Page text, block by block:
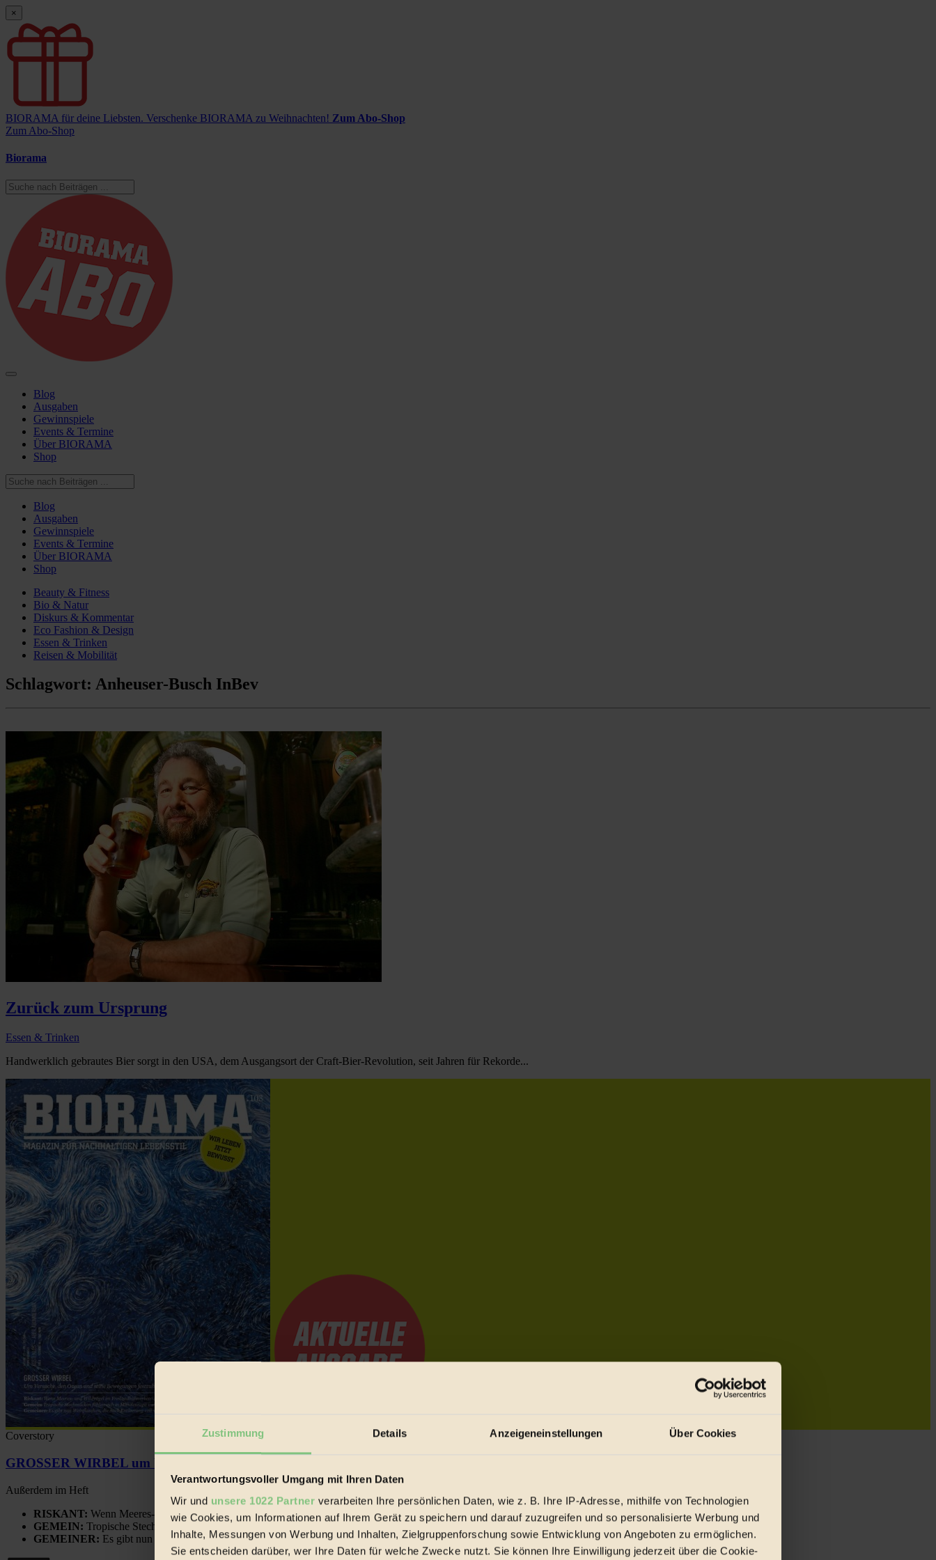
Zustimmung Details Anzeigeneinstellungen Über Cookies
Verantwortungsvoller Umgang mit Ihren Daten
Wir und unsere 1022 Partner verarbeiten Ihre persönlichen Daten, wie z. B. Ihre IP-Adresse, mithilfe von Technologien
wie Cookies, um Informationen auf Ihrem Gerät zu speichern und darauf zuzugreifen und so personalisierte Werbung und
Inhalte, Messungen von Werbung und Inhalten, Zielgruppenforschung sowie Entwicklung von Angeboten zu ermöglichen.
Sie entscheiden darüber, wer Ihre Daten für welche Zwecke nutzt. Sie können Ihre Einwilligung jederzeit über die Cookie-
×
BIORAMA für deine Liebsten. Verschenke BIORAMA zu Weihnachten! Zum Abo-Shop
Zum Abo-Shop
Biorama
Blog
Ausgaben
Gewinnspiele
Events & Termine
Über BIORAMA
Shop
Blog
Ausgaben
Gewinnspiele
Events & Termine
Über BIORAMA
Shop
Beauty & Fitness
Bio & Natur
Diskurs & Kommentar
Eco Fashion & Design
Essen & Trinken
Reisen & Mobilität
Schlagwort: Anheuser-Busch InBev
Zurück zum Ursprung
Essen & Trinken
Handwerklich gebrautes Bier sorgt in den USA, dem Ausgangsort der Craft-Bier-Revolution, seit Jahren für Rekorde...
Coverstory
GROSSER WIRBEL um Versuche, den Ozean und seine Bewegungen festzuhalten.
Außerdem im Heft
RISKANT: Wenn Meeres- und Wildvögel im Freilandhühnerbetrieb vorbeischauen.
GEMEIN: Tropische Stechmücken fühlen sich in Mitteleuropa inziwschen oft zu Hause.
GEMEINER: Es gibt nun Weinflaschen, die nach Entleerung voll wieder zu dir zurückkommen.